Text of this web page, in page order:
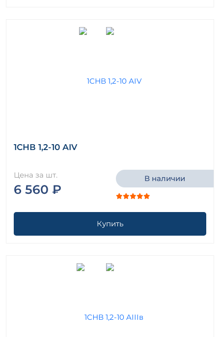
1СНВ 1,2-10 АIV
Цена за шт.
6 560 ₽
В наличии
Купить